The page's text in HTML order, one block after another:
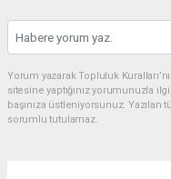
Yorum yazarak Topluluk
sitesine yaptığınız yorumunuzla
başınıza üstleniyorsunuz.
sorumlu tutulamaz.